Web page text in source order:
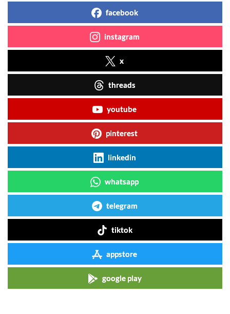
facebook
instagram
x
threads
youtube
pinterest
linkedin
whatsapp
telegram
tiktok
appstore
google play